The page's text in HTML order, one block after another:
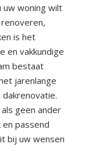
uw woning wilt
is het
en vakkundige
bestaat
jarenlange
geen ander
passend
bij uw wensen